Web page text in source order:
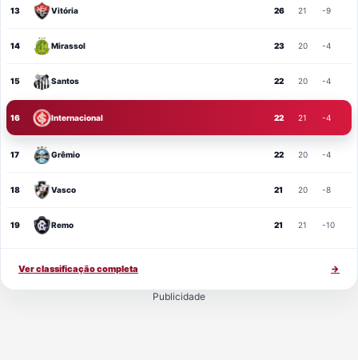
13 Vitória 26 21 -9
14 Mirassol 23 20 -4
15 Santos 22 20 -4
16 Internacional 22 21 -4
17 Grêmio 22 20 -4
18 Vasco 21 20 -8
19 Remo 21 21 -10
Ver classificação completa →
Publicidade